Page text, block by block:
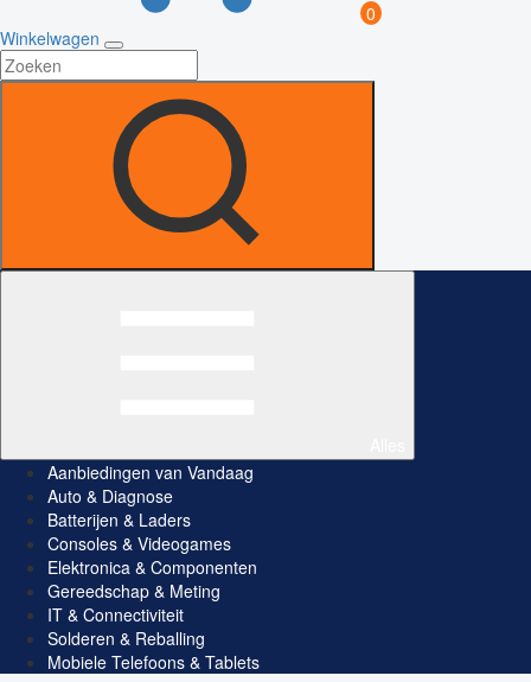
0
Winkelwagen
Aanbiedingen van Vandaag
Auto & Diagnose
Batterijen & Laders
Consoles & Videogames
Elektronica & Componenten
Gereedschap & Meting
IT & Connectiviteit
Solderen & Reballing
Mobiele Telefoons & Tablets